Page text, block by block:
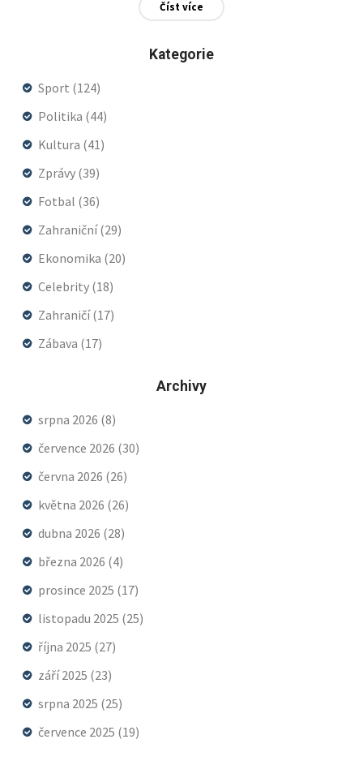
by to výjimečné ocenění pro český film.
Číst více
Kategorie
Sport (124)
Politika (44)
Kultura (41)
Zprávy (39)
Fotbal (36)
Zahraniční(29)
Ekonomika (20)
Celebrity (18)
Zahraničí(17)
Zábava (17)
Archivy
srpna 2026 (8)
července 2026 (30)
června 2026 (26)
května 2026 (26)
dubna 2026 (28)
března 2026 (4)
prosince 2025 (17)
listopadu 2025 (25)
října 2025 (27)
září 2025 (23)
srpna 2025 (25)
července 2025 (19)